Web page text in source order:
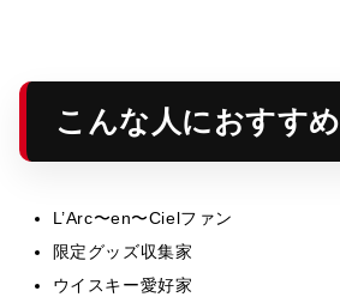
こんな人におすすめ
L’Arc〜en〜Cielファン
限定グッズ収集家
ウイスキー愛好家